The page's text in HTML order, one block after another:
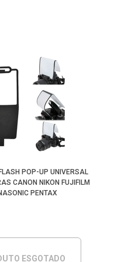
POP-UP UNIVERSAL
CANON NIKON FUJIFILM
PENTAX
ESGOTADO